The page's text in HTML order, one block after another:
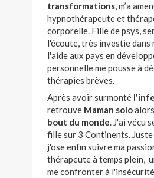
transformations, m’a
hypnothérapeute et
corporelle. Fille de psys,
l'écoute, très investie dans
l'aide aux pays en
personnelle me pousse à
thérapies brèves.
Après avoir surmonté
retrouve Maman solo
bout du monde. J'ai vécu
fille sur 3 Continents. Juste
j'ose enfin suivre ma
thérapeute à temps plein,
me confronter à